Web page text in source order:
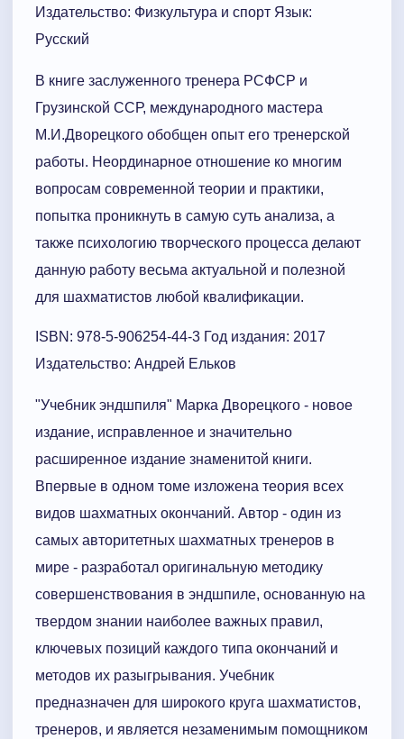
Издательство: Физкультура и спорт Язык:
Русский
В книге заслуженного тренера РСФСР и
Грузинской ССР, международного мастера
М.И.Дворецкого обобщен опыт его тренерской
работы. Неординарное отношение ко многим
вопросам современной теории и практики,
попытка проникнуть в самую суть анализа, а
также психологию творческого процесса делают
данную работу весьма актуальной и полезной
для шахматистов любой квалификации.
ISBN: 978-5-906254-44-3 Год издания: 2017
Издательство: Андрей Ельков
"Учебник эндшпиля" Марка Дворецкого - новое
издание, исправленное и значительно
расширенное издание знаменитой книги.
Впервые в одном томе изложена теория всех
видов шахматных окончаний. Автор - один из
самых авторитетных шахматных тренеров в
мире - разработал оригинальную методику
совершенствования в эндшпиле, основанную на
твердом знании наиболее важных правил,
ключевых позиций каждого типа окончаний и
методов их разыгрывания. Учебник
предназначен для широкого круга шахматистов,
тренеров, и является незаменимым помощником